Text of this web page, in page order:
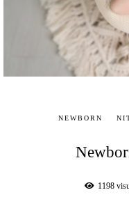
NEWBORN
1198